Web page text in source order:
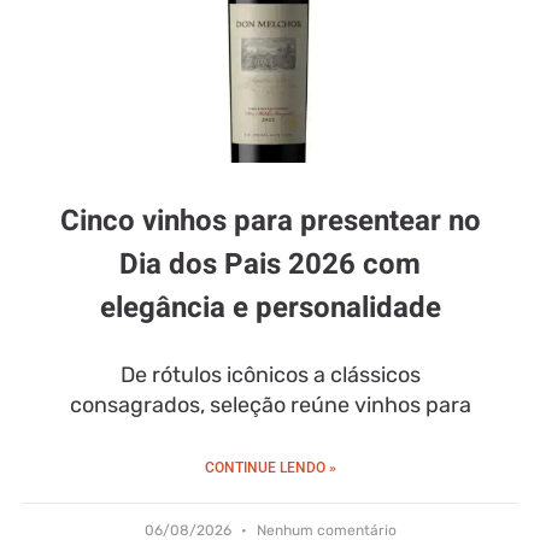
Cinco vinhos para presentear no
Dia dos Pais 2026 com
elegância e personalidade
De rótulos icônicos a clássicos
consagrados, seleção reúne vinhos para
CONTINUE LENDO »
06/08/2026 Nenhum comentário